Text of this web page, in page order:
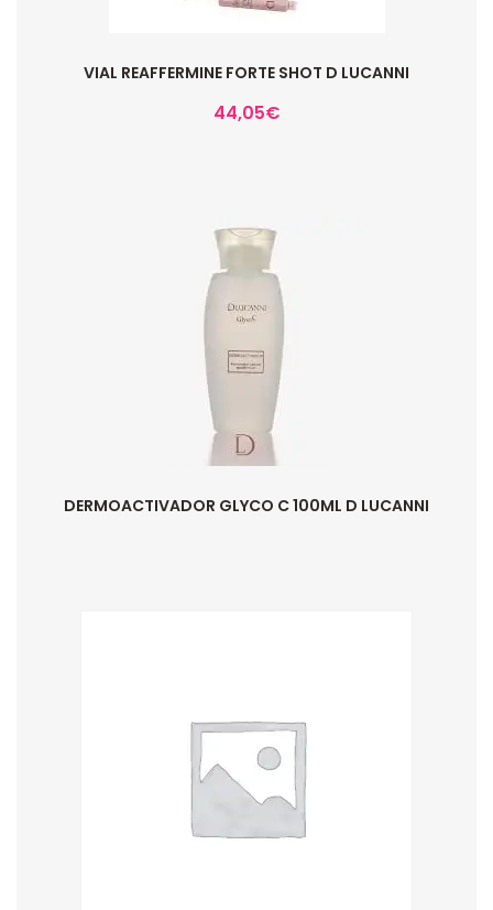
VIAL REAFFERMINE FORTE SHOT D LUCANNI
44,05€
DERMOACTIVADOR GLYCO C 100ML D LUCANNI